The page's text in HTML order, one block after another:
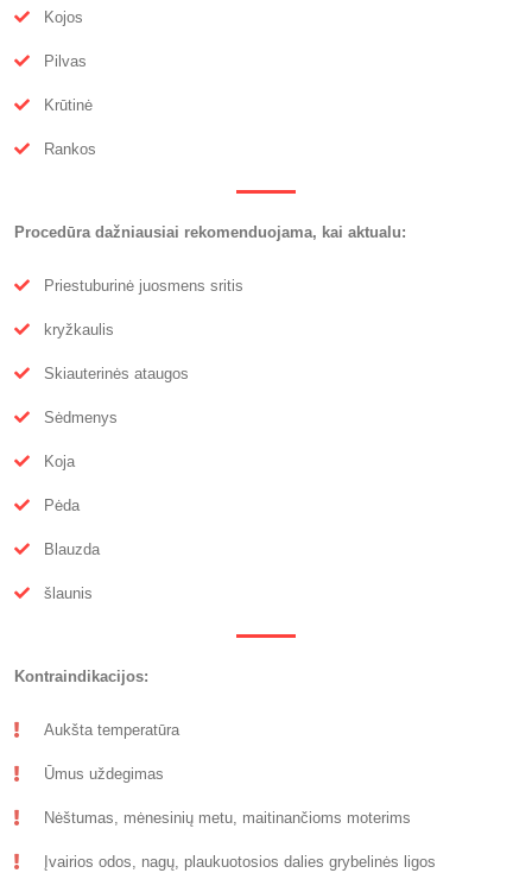
Kojos
Pilvas
Krūtinė
Rankos
Procedūra dažniausiai rekomenduojama, kai aktualu:
Priestuburinė juosmens sritis
kryžkaulis
Skiauterinės ataugos
Sėdmenys
Koja
Pėda
Blauzda
šlaunis
Kontraindikacijos:
Aukšta temperatūra
Ūmus uždegimas
Nėštumas, mėnesinių metu, maitinančioms moterims
Įvairios odos, nagų, plaukuotosios dalies grybelinės ligos